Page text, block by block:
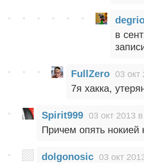
в
FullZero 03 окт
7я хакка,
Spirit999 03 окт 2013
Причем опять нокией
dolgonosic 03 окт